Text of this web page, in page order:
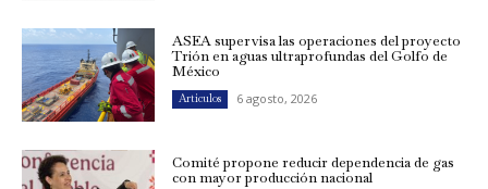
ASEA supervisa las operaciones del proyecto
Trión en aguas ultraprofundas del Golfo de
México
Artículos 6 agosto, 2026
Comité propone reducir dependencia de gas
con mayor producción nacional